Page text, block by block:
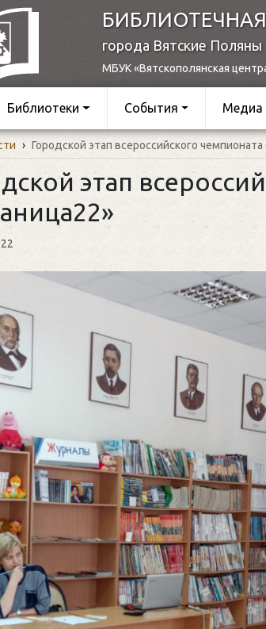
города Вятские Поляны
МБУК «Вятскополянская
Библиотеки События Медиа
› Городской этап всероссийского
этап